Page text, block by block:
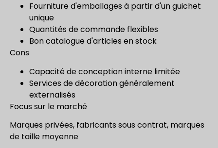
Fourniture d'emballages à partir d'un guichet
unique
Quantités de commande flexibles
Bon catalogue d'articles en stock
Cons
Capacité de conception interne limitée
Services de décoration généralement
externalisés
Focus sur le marché
Marques privées, fabricants sous contrat, marques
de taille moyenne